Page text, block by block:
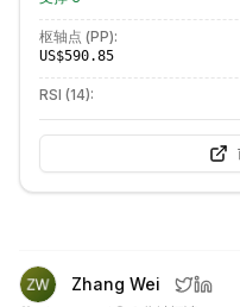
枢轴点 (PP):
US$590.85
RSI (14):
Zhang Wei